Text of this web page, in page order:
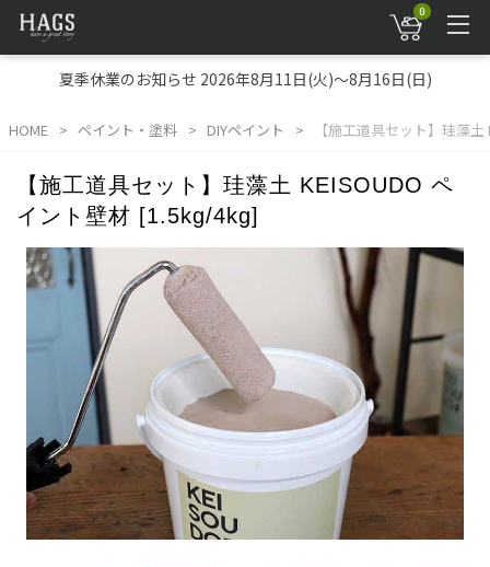
0
夏季休業のお知らせ 2026年8月11日(火)～8月16日(日)
HOME ペイント・塗料 DIYペイント 【施工道具セット】珪藻
【施工道具セット】珪藻土 KEISOUDO ペ
イント壁材 [1.5kg/4kg]